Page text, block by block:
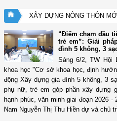
XÂY DỰNG NÔNG THÔN MỚI
“Điểm chạm đầu
trẻ em”: Giải
đình 5 không, 3
Sáng 6/2, TW Hội
khoa học "Cơ sở khoa học, định
động Xây dựng gia đình 5 không, 3
phụ nữ, trẻ em góp phần xây dựng
hạnh phúc, văn minh giai đoạn 2026
Nam Nguyễn Thị Thu Hiền dự và chủ